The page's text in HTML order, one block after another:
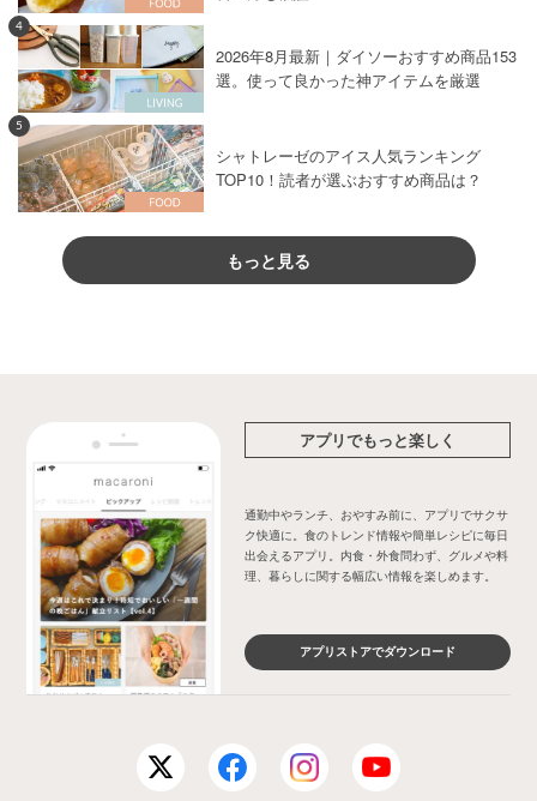
4
2026年8月最新｜ダイソーおすすめ商品153
選。使って良かった神アイテムを厳選
5
シャトレーゼのアイス人気ランキング
TOP10！読者が選ぶおすすめ商品は？
もっと見る
アプリでもっと楽しく
通勤中やランチ、おやすみ前に、アプリでサクサ
ク快適に。食のトレンド情報や簡単レシピに毎日
出会えるアプリ。内食・外食問わず、グルメや料
理、暮らしに関する幅広い情報を楽しめます。
アプリストアでダウンロード